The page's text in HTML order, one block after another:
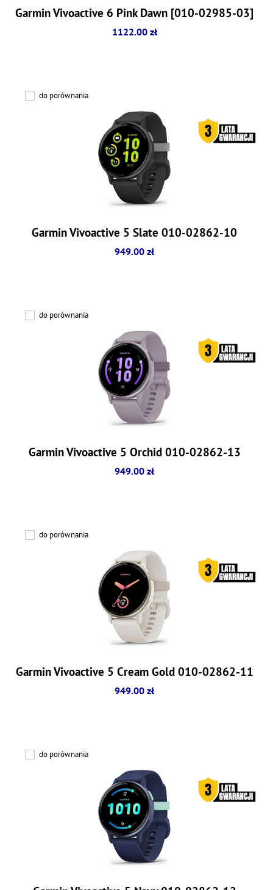
Garmin Vivoactive 6 Pink Dawn [010-02985-03]
1122.00 zł
do porównania
Garmin Vivoactive 5 Slate 010-02862-10
949.00 zł
do porównania
Garmin Vivoactive 5 Orchid 010-02862-13
949.00 zł
do porównania
Garmin Vivoactive 5 Cream Gold 010-02862-11
949.00 zł
do porównania